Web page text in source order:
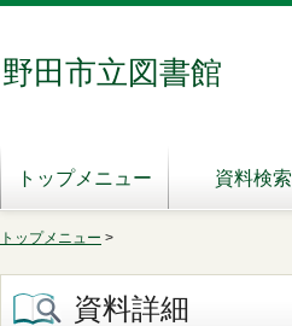
野田市立図書館
トップメニュー 資料検索
トップメニュー >
資料詳細